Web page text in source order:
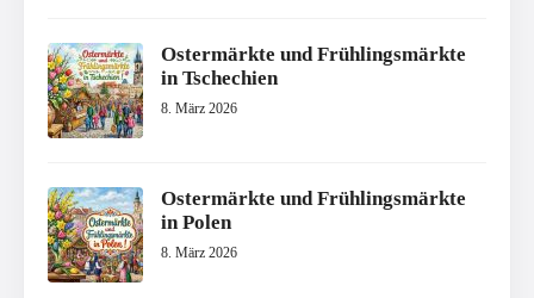
Ostermärkte und Frühlingsmärkte
in Tschechien
8. März 2026
Ostermärkte und Frühlingsmärkte
in Polen
8. März 2026